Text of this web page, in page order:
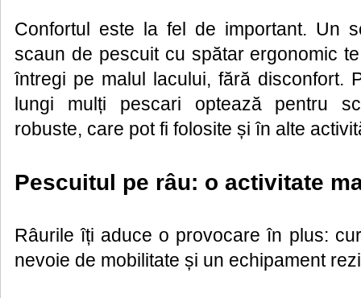
Confortul este la fel de important. Un
scaun de pescuit cu spătar ergonomic
întregi pe malul lacului, fără disconfort.
lungi mulți pescari optează pentru
robuste, care pot fi folosite și în alte
Pescuitul pe râu: o activitate
Râurile îți aduce o provocare în plus:
nevoie de mobilitate și un echipament